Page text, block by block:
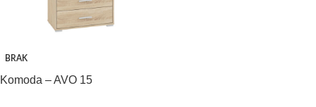
BRAK
Komoda – AVO 15